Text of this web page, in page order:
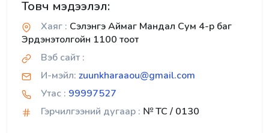
Товч мэдээлэл:
Хаяг : Сэлэнгэ Аймаг Мандал Сум 4-р баг
Эрдэнэтолгойн 1100 тоот
Вэб сайт :
И-мэйл: zuunkharaaou@gmail.com
Утас : 99997527
Гэрчилгээний дугаар : № TC / 0130